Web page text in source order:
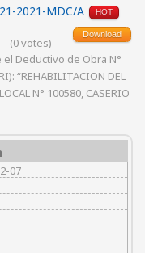
2021-MDC/A HOT
Download
(0 votes)
el Deductivo de Obra N°
“REHABILITACION DEL
N° 100580, CASERIO
07